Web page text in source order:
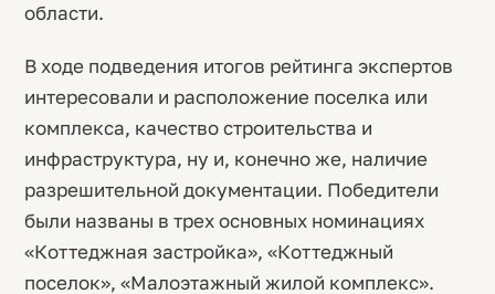
области.
В ходе подведения итогов рейтинга экспертов
интересовали и расположение поселка или
комплекса, качество строительства и
инфраструктура, ну и, конечно же, наличие
разрешительной документации. Победители
были названы в трех основных номинациях
«Коттеджная застройка», «Коттеджный
поселок», «Малоэтажный жилой комплекс».